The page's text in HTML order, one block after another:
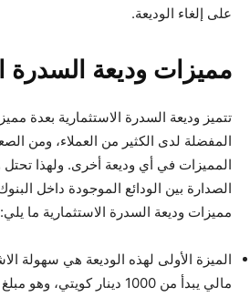
على إلغاء الوديعة.
مميزات وديعة السدرة
تتميز وديعة السدرة الاستثمارية بعدة
المفضلة لدى الكثير من العملاء، ومن
المميزات في أي وديعة أخرى. ولهذا تحتل
الصدارة بين الودائع الموجودة داخل
مميزات وديعة السدرة الاستثمارية ما يلي:
الميزة الأولى لهذه الوديعة هي سهولة
مالي يبدأ من 1000 دينار